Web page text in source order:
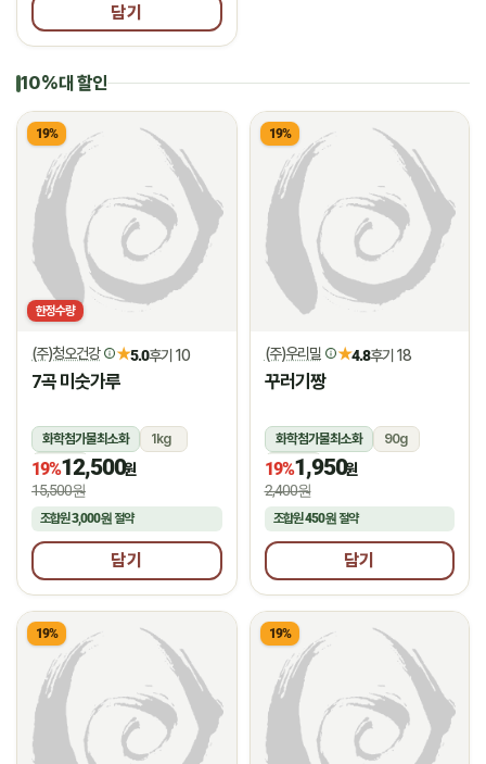
담기
10%대 할인
19%
한정수량
(주)청오건강 ★5.0후기 10
7곡 미숫가루
화학첨가물최소화
1kg
상온
19%12,500원
15,500원
조합원3,000원 절약
담기
19%
(주)우리밀 ★4.8후기 18
꾸러기짱
화학첨가물최소화
90g
상온
19%1,950원
2,400원
조합원450원절약
담기
19% 19%